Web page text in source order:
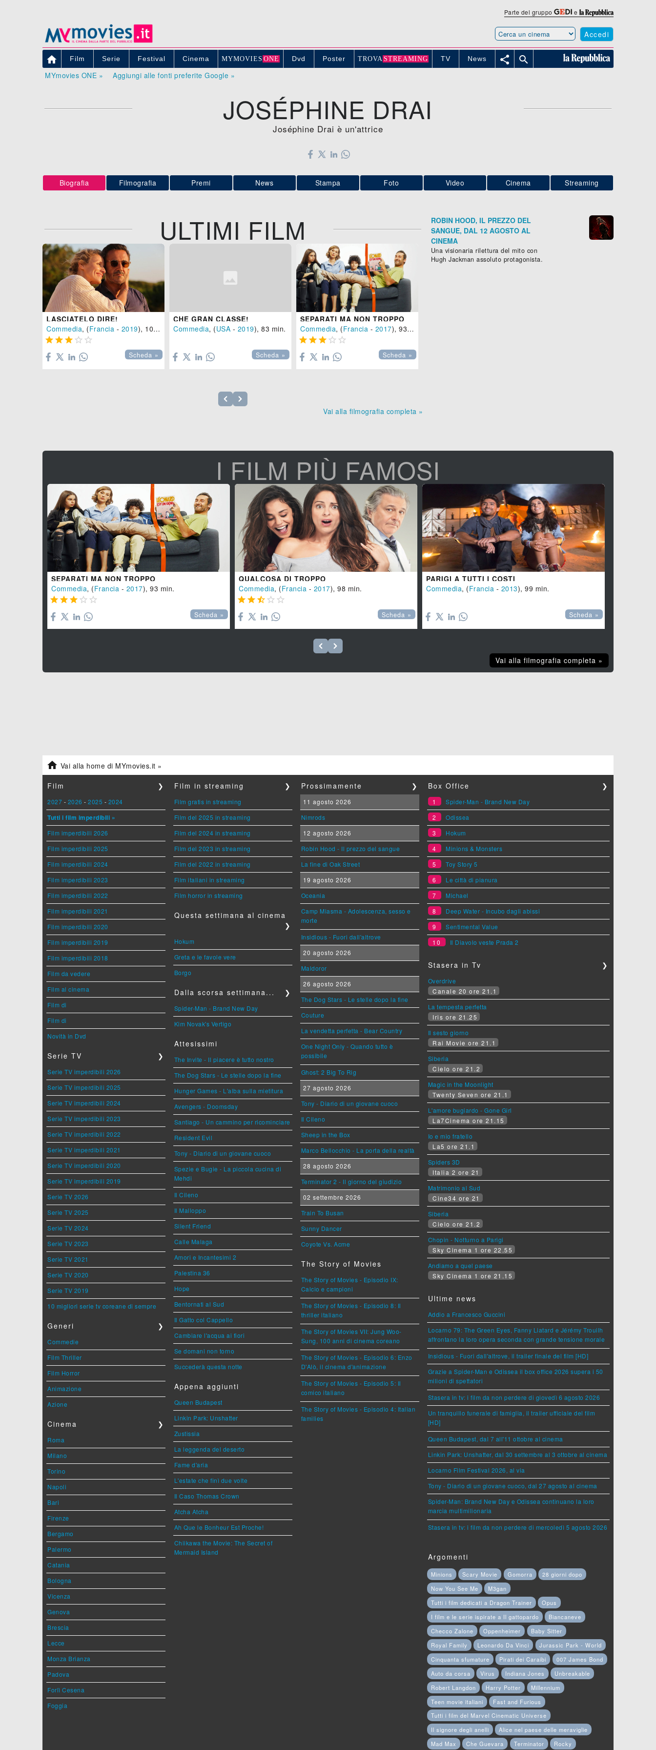
Parte del gruppo e
Accedi
 Film Serie Festival Cinema MYMOVIE S ONE Dvd Poster TROVA STREAMING TV News  
MYmovies ONE » Aggiungi alle fonti preferite Google »
JOSÉPHINE DRAI
Joséphine Drai è un'attrice
Biografia Filmografia Premi News Stampa Foto Video Cinema Streaming
ULTIMI FILM
LASCIATELO DIRE!
Commedia, (Francia - 2019), 100 min.
    
Scheda »
CHE GRAN CLASSE!
Commedia, (USA - 2019), 83 min.
Scheda »
SEPARATI MA NON TROPPO
Commedia, (Francia - 2017), 93 min.
    
Scheda »
Vai alla filmografia completa »
ROBIN HOOD, IL PREZZO DEL
SANGUE, DAL 12 AGOSTO AL
CINEMA
Una visionaria rilettura del mito con
Hugh Jackman assoluto protagonista.
I FILM PIÙ FAMOSI
SEPARATI MA NON TROPPO
Commedia, (Francia - 2017), 93 min.
    
Scheda »
QUALCOSA DI TROPPO
Commedia, (Francia - 2017), 98 min.
    
Scheda »
PARIGI A TUTTI I COSTI
Commedia, (Francia - 2013), 99 min.
Scheda »
Vai alla filmografia completa »
 Vai alla home di MYmovies.it »
Film ❯
2027 - 2026 - 2025 - 2024
Tutti i film imperdibili »
Film imperdibili 2026
Film imperdibili 2025
Film imperdibili 2024
Film imperdibili 2023
Film imperdibili 2022
Film imperdibili 2021
Film imperdibili 2020
Film imperdibili 2019
Film imperdibili 2018
Film da vedere
Film al cinema
Film di
Film di
Novità in Dvd
Serie TV ❯
Serie TV imperdibili 2026
Serie TV imperdibili 2025
Serie TV imperdibili 2024
Serie TV imperdibili 2023
Serie TV imperdibili 2022
Serie TV imperdibili 2021
Serie TV imperdibili 2020
Serie TV imperdibili 2019
Serie TV 2026
Serie TV 2025
Serie TV 2024
Serie TV 2023
Serie TV 2021
Serie TV 2020
Serie TV 2019
10 migliori serie tv coreane di sempre
Generi ❯
Commedie
Film Thriller
Film Horror
Animazione
Azione
Cinema ❯
Roma
Milano
Torino
Napoli
Bari
Firenze
Bergamo
Palermo
Catania
Bologna
Vicenza
Genova
Brescia
Lecce
Monza Brianza
Padova
Forlì Cesena
Foggia
Film in streaming ❯
Film gratis in streaming
Film del 2025 in streaming
Film del 2024 in streaming
Film del 2023 in streaming
Film del 2022 in streaming
Film italiani in streaming
Film horror in streaming
Questa settimana al cinema
❯
Hokum
Greta e le favole vere
Borgo
Dalla scorsa settimana... ❯
Spider-Man - Brand New Day
Kim Novak's Vertigo
Attesissimi
The Invite - Il piacere è tutto nostro
The Dog Stars - Le stelle dopo la fine
Hunger Games - L'alba sulla mietitura
Avengers - Doomsday
Santiago - Un cammino per ricominciare
Resident Evil
Tony - Diario di un giovane cuoco
Spezie e Bugie - La piccola cucina di
Mehdi
Il Cileno
Il Malloppo
Silent Friend
Calle Malaga
Amori e Incantesimi 2
Palestina 36
Hope
Bentornati al Sud
Il Gatto col Cappello
Cambiare l'acqua ai fiori
Se domani non torno
Succederà questa notte
Appena aggiunti
Queen Budapest
Linkin Park: Unshatter
Zustissia
La leggenda del deserto
Fame d'aria
L'estate che finì due volte
Il Caso Thomas Crown
Atcha Atcha
Ah Que le Bonheur Est Proche!
Chiikawa the Movie: The Secret of
Mermaid Island
Prossimamente ❯
11 agosto 2026
Nimrods
12 agosto 2026
Robin Hood - Il prezzo del sangue
La fine di Oak Street
19 agosto 2026
Oceania
Camp Miasma - Adolescenza, sesso e
morte
Insidious - Fuori dall'altrove
20 agosto 2026
Maldoror
26 agosto 2026
The Dog Stars - Le stelle dopo la fine
Couture
La vendetta perfetta - Bear Country
One Night Only - Quando tutto è
possibile
Ghost: 2 Big To Rig
27 agosto 2026
Tony - Diario di un giovane cuoco
Il Cileno
Sheep in the Box
Marco Bellocchio - La porta della realtà
28 agosto 2026
Terminator 2 - Il giorno del giudizio
02 settembre 2026
Train To Busan
Sunny Dancer
Coyote Vs. Acme
The Story of Movies
The Story of Movies - Episodio IX:
Calcio e campioni
The Story of Movies - Episodio 8: Il
thriller italiano
The Story of Movies VII: Jung Woo-
Sung, 100 anni di cinema coreano
The Story of Movies - Episodio 6: Enzo
D'Alò, il cinema d'animazione
The Story of Movies - Episodio 5: Il
comico italiano
The Story of Movies - Episodio 4: Italian
families
Box Office ❯
1
Spider-Man - Brand New Day
2
Odissea
3
Hokum
4
Minions & Monsters
5
Toy Story 5
6
Le città di pianura
7
Michael
8
Deep Water - Incubo dagli abissi
9
Sentimental Value
10
Il Diavolo veste Prada 2
Stasera in Tv ❯
Overdrive
Canale 20 ore 21.1
La tempesta perfetta
Iris ore 21.25
Il sesto giorno
Rai Movie ore 21.1
Siberia
Cielo ore 21.2
Magic in the Moonlight
Twenty Seven ore 21.1
L'amore bugiardo - Gone Girl
La7Cinema ore 21.15
Io e mio fratello
La5 ore 21.1
Spiders 3D
Italia 2 ore 21
Matrimonio al Sud
Cine34 ore 21
Siberia
Cielo ore 21.2
Chopin - Notturno a Parigi
Sky Cinema 1 ore 22.55
Andiamo a quel paese
Sky Cinema 1 ore 21.15
Ultime news
Addio a Francesco Guccini
Locarno 79: The Green Eyes, Fanny Liatard e Jérémy Trouilh
affrontano la loro opera seconda con grande tensione morale
Insidious - Fuori dall'altrove, il trailer finale del film [HD]
Grazie a Spider-Man e Odissea il box office 2026 supera i 50
milioni di spettatori
Stasera in tv: i film da non perdere di giovedì 6 agosto 2026
Un tranquillo funerale di famiglia, il trailer ufficiale del film
[HD]
Queen Budapest, dal 7 all'11 ottobre al cinema
Linkin Park: Unshatter, dal 30 settembre al 3 ottobre al cinema
Locarno Film Festival 2026, al via
Tony - Diario di un giovane cuoco, dal 27 agosto al cinema
Spider-Man: Brand New Day e Odissea continuano la loro
marcia multimilionaria
Stasera in tv: i film da non perdere di mercoledì 5 agosto 2026
Argomenti
Minions Scary Movie Gomorra
28 giorni dopo
Now You See Me
M3gan
Tutti i film dedicati a Dragon Trainer
Opus
I film e le serie ispirate a Il gattopardo
Biancaneve
Checco Zalone
Oppenheimer
Baby Sitter
Royal Family
Leonardo Da Vinci
Jurassic Park - World
Cinquanta sfumature
Pirati dei Caraibi
007 James Bond
Auto da corsa
Virus Indiana Jones
Unbreakable
Robert Langdon
Harry Potter
Millennium
Teen movie italiani
Fast and Furious
Tutti i film del Marvel Cinematic Universe
Il signore degli anelli
Alice nel paese delle meraviglie
Mad Max
Che Guevara Terminator Rocky